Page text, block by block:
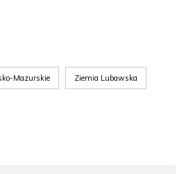
Mazurskie Ziemia Lubawska